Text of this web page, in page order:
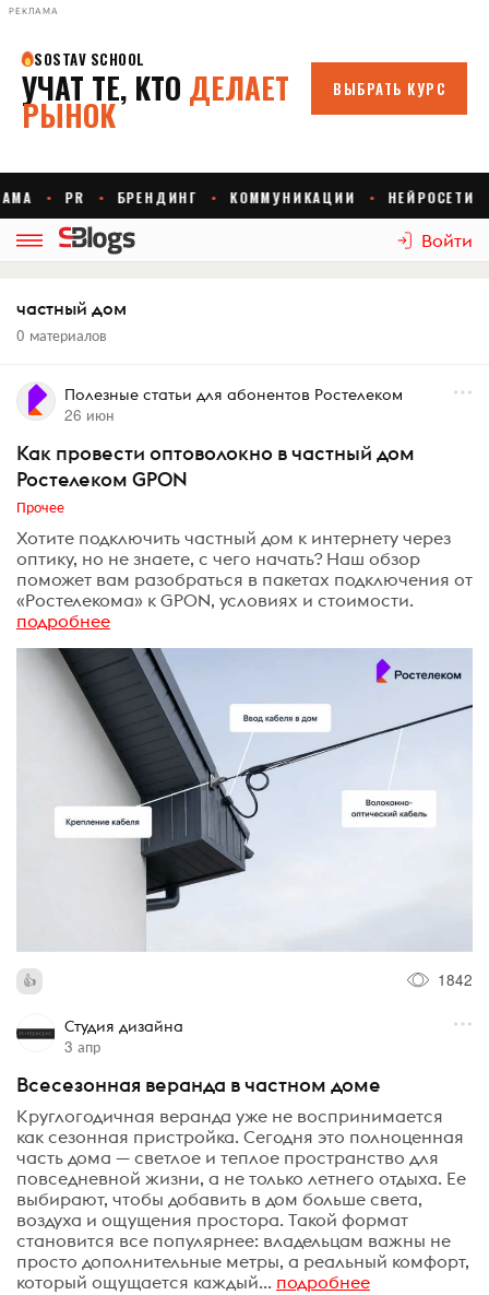
РЕКЛАМА
Войти
частный дом
0 материалов
Полезные статьи для абонентов Ростелеком
26 июн
Как провести оптоволокно в частный дом
Ростелеком GPON
Прочее
Хотите подключить частный дом к интернету через
оптику, но не знаете, с чего начать? Наш обзор
поможет вам разобраться в пакетах подключения от
«Ростелекома» к GPON, условиях и стоимости.
подробнее
1842
Студия дизайна
3 апр
Всесезонная веранда в частном доме
Круглогодичная веранда уже не воспринимается
как сезонная пристройка. Сегодня это полноценная
часть дома — светлое и теплое пространство для
повседневной жизни, а не только летнего отдыха. Ее
выбирают, чтобы добавить в дом больше света,
воздуха и ощущения простора. Такой формат
становится все популярнее: владельцам важны не
просто дополнительные метры, а реальный комфорт,
который ощущается каждый... подробнее